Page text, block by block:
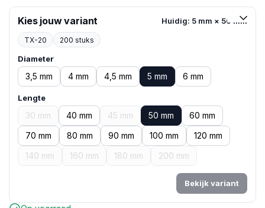
Kies jouw variant Huidig: 5 mm × 50 mm
TX-20 200 stuks
Diameter
3,5 mm 4 mm 4,5 mm 5 mm 6 mm
Lengte
30 mm 40 mm 45 mm 50 mm
60 mm
70 mm
80 mm 90 mm 100 mm
120 mm
140 mm
160 mm 180 mm 200 mm
Bekijk variant